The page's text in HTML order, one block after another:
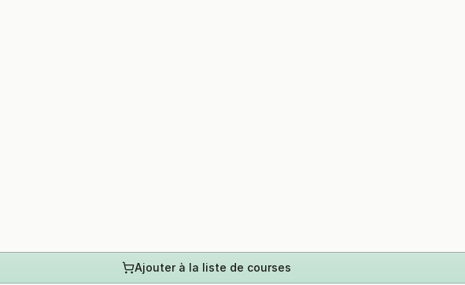
Ajouter à la liste de courses